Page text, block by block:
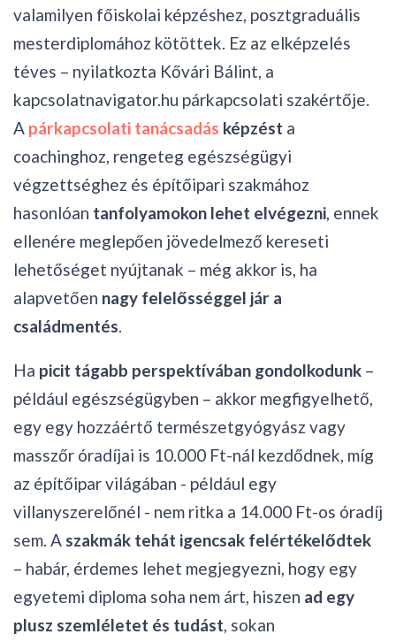
valamilyen főiskolai képzéshez, posztgraduális
mesterdiplomához kötöttek. Ez az elképzelés
téves – nyilatkozta Kővári Bálint, a
kapcsolatnavigator.hu párkapcsolati szakértője.
A párkapcsolati tanácsadás képzést a
coachinghoz, rengeteg egészségügyi
végzettséghez és építőipari szakmához
hasonlóan tanfolyamokon lehet elvégezni, ennek
ellenére meglepően jövedelmező kereseti
lehetőséget nyújtanak – még akkor is, ha
alapvetően nagy felelősséggel jár a
családmentés.
Ha picit tágabb perspektívában gondolkodunk –
például egészségügyben – akkor megfigyelhető,
egy egy hozzáértő természetgyógyász vagy
masszőr óradíjai is 10.000 Ft-nál kezdődnek, míg
az építőipar világában - például egy
villanyszerelőnél - nem ritka a 14.000 Ft-os óradíj
sem. A szakmák tehát igencsak felértékelődtek
– habár, érdemes lehet megjegyezni, hogy egy
egyetemi diploma soha nem árt, hiszen ad egy
plusz szemléletet és tudást, sokan